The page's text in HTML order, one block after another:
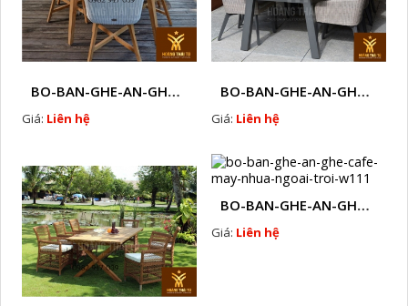
BO-BAN-GHE-AN-GHE-CAFE-MAY-NHUA-NGOAI-TROI-W108
Giá: Liên hệ
BO-BAN-GHE-AN-GHE-CAFE-MAY-NHUA-NGOAI-TROI-W109
Giá: Liên hệ
BO-BAN-GHE-AN-GHE-CAFE-MAY-NHUA-NGOAI-TROI-W111
Giá: Liên hệ